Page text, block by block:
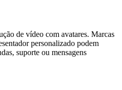
de vídeo com avatares. Marcas
personalizado podem
suporte ou mensagens